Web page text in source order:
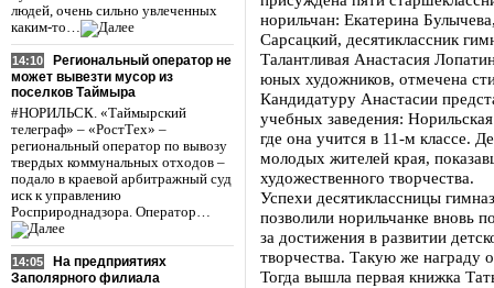
людей, очень сильно увлеченных
каким-то…
14:10
Региональный оператор не
может вывезти мусор из
поселков Таймыра
#НОРИЛЬСК. «Таймырский
телеграф» – «РостТех» –
региональный оператор по вывозу
твердых коммунальных отходов –
подало в краевой арбитражный суд
иск к управлению
Росприроднадзора. Оператор…
14:05
На предприятиях
Заполярного филиала
норильчан: Екатерина
Сарсацкий, десятиклассник
Талантливая Анастасия
юных художников, отмечена
Кандидатуру Анастасии
учебных заведения:
где она учится в 11-м классе.
молодых жителей края,
художественного творчества.
Успехи десятиклассницы
позволили норильчанке вновь
за достижения в развитии
творчества. Такую же
Тогда вышла первая книжка